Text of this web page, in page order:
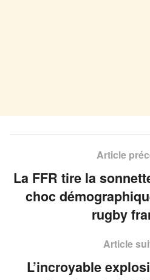
Article
La FFR tire la
choc
rugby
Article
L’incroyable